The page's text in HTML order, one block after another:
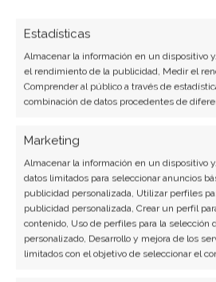
Estadísticas
Almacenar la información en un dispositivo
el rendimiento de la publicidad, Medir el
Comprender al público a través de
combinación de datos procedentes de
Marketing
Almacenar la información en un dispositivo
datos limitados para seleccionar anuncios
publicidad personalizada, Utilizar perfiles
publicidad personalizada, Crear un perfil
contenido, Uso de perfiles para la selección
personalizado, Desarrollo y mejora de los
limitados con el objetivo de seleccionar el
SOBRE EL
Miguel Ángel
videojuegos, realidad virtual
industria tecnológica
Ver todos los